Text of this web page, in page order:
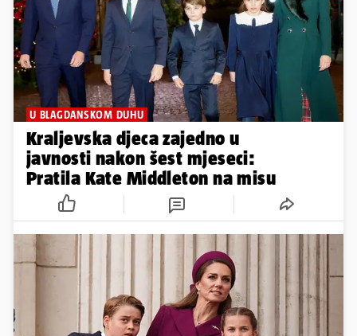
U BLAGDANSKOM DUHU
Kraljevska djeca zajedno u
javnosti nakon šest mjeseci:
Pratila Kate Middleton na misu